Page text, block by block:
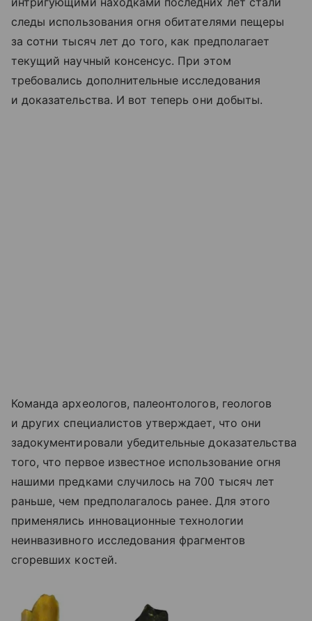
следы использования огня обитателями пещеры
за сотни тысяч лет до того, как предполагает
текущий научный консенсус. При этом
требовались дополнительные исследования
и доказательства. И вот теперь они добыты.
Команда археологов, палеонтологов, геологов
и других специалистов утверждает, что они
задокументировали убедительные доказательства
того, что первое известное использование огня
нашими предками случилось на 700 тысяч лет
раньше, чем предполагалось ранее. Для этого
применялись инновационные технологии
неинвазивного исследования фрагментов
сгоревших костей.